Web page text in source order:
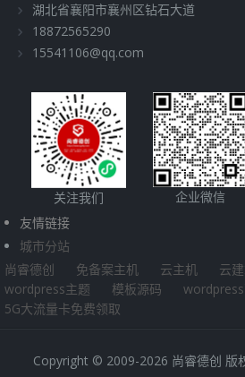
湖北省襄阳市襄州区钻石大道
18872565290
15541106@qq.com
关注我们 企业微信
友情链接
城市分站
尚睿德创
免备案主机 云主机 云
wordpress主题
模板源码
5G大流量卡免费领取
Copyright © 2009-2026 尚睿德创